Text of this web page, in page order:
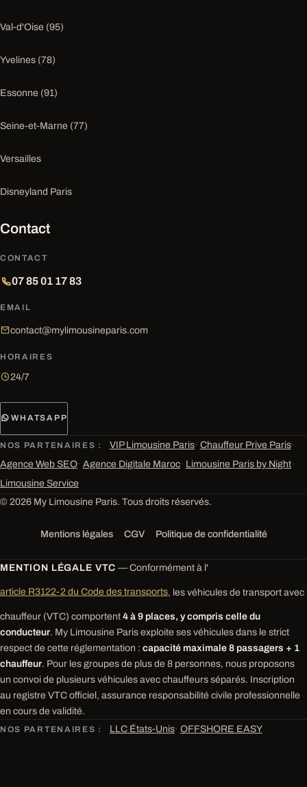
Val-d'Oise (95)
Yvelines (78)
Essonne (91)
Seine-et-Marne (77)
Versailles
Disneyland Paris
Contact
CONTACT
07 85 01 17 83
EMAIL
contact@mylimousineparis.com
HORAIRES
24/7
WHATSAPP
NOS PARTENAIRES : VIP Limousine Paris· Chauffeur Prive Paris·
Agence Web SEO· Agence Digitale Maroc· Limousine Paris by Night·
Limousine Service
© 2026 My Limousine Paris. Tous droits réservés.
Mentions légales CGV Politique de confidentialité
MENTION LÉGALE VTC — Conformément à l'
article R3122-2 du Code des transports, les véhicules de transport avec
chauffeur (VTC) comportent 4 à 9 places, y compris celle du
conducteur. My Limousine Paris exploite ses véhicules dans le strict
respect de cette réglementation : capacité maximale 8 passagers + 1
chauffeur. Pour les groupes de plus de 8 personnes, nous proposons
un convoi de plusieurs véhicules avec chauffeurs séparés. Inscription
au registre VTC officiel, assurance responsabilité civile professionnelle
en cours de validité.
NOS PARTENAIRES : LLC États-Unis· OFFSHORE EASY